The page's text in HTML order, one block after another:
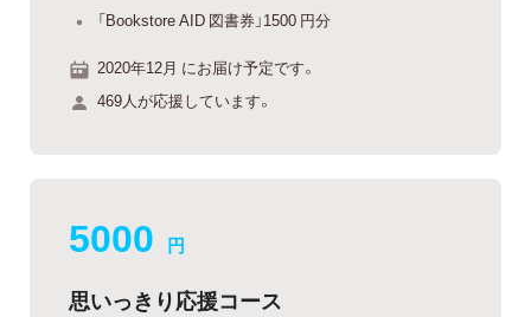
「Bookstore AID 図書券」1500 円分
2020年12月 にお届け予定です。
469人が応援しています。
5000 円
思いっきり応援コース